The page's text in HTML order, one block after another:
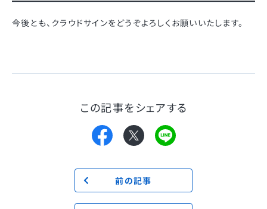
今後とも、クラウドサインをどうぞよろしくお願いいたします。
この記事をシェアする
前の記事